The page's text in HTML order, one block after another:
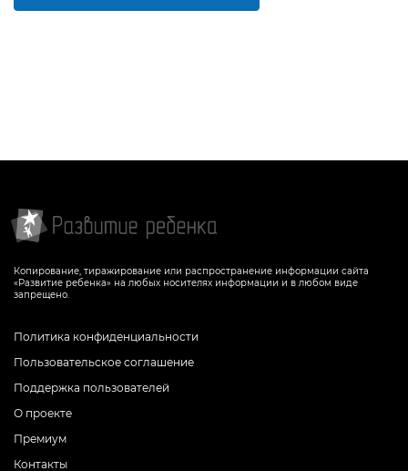
Копирование, тиражирование или распространение информации сайта
«Развитие ребенка» на любых носителях информации и в любом виде
запрещено.
Политика конфиденциальности
Пользовательское соглашение
Поддержка пользователей
О проекте
Премиум
Контакты